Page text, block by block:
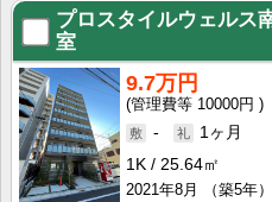
プロスタイルウェルス
室
9.7万円
10000円
-
1ヶ月
1K
25.64㎡
2021年8月
（築5年）